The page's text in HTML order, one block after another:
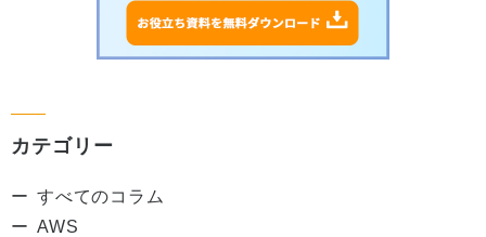
カテゴリー
すべてのコラム
AWS